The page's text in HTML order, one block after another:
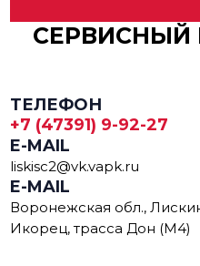
СЕРВИСНЫЙ
ТЕЛЕФОН
+7 (47391) 9-92-27
E-MAIL
liskisc2@vk.vapk.ru
E-MAIL
Воронежская обл.,
Икорец, трасса Дон (М4)